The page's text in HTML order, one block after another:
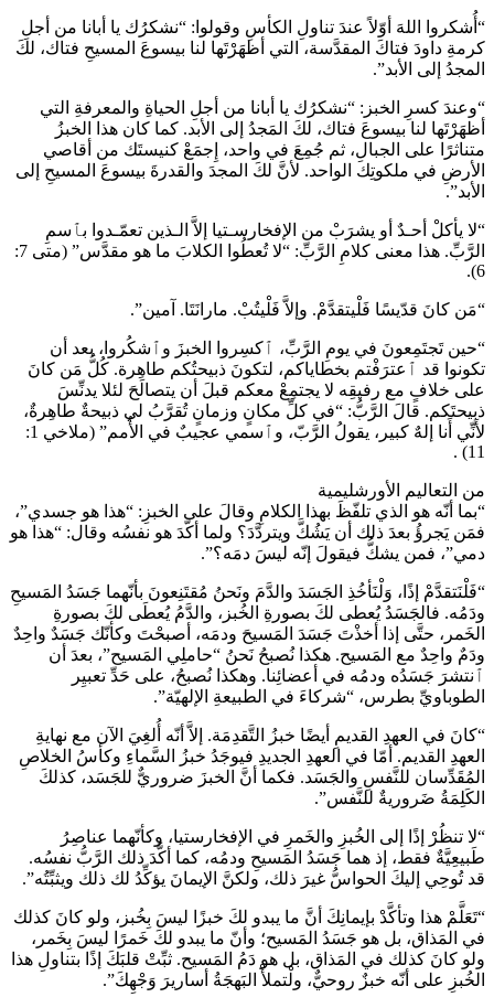
“أُشكروا اللهَ أوّلاً عندَ تناولِ الكأسِ وقولوا: “نشكرُك يا أبانا من أجلِ
كرمةِ داودَ فتاكَ المقدَّسة، التي أظهَرْتَها لنا بيسوعَ المسيحِ فتاك، لكَ
المجدُ إلى الأبد”.
“وعندَ كسرِ الخبز: “نشكرُك يا أبانا من أجلِ الحياةِ والمعرفةِ التي
أظهَرْتَها لنا بيسوعَ فتاك، لكَ المَجدُ إلى الأبد. كما كان هذا الخبزُ
متناثرًا على الجبالِ، ثم جُمِعَ في واحد، إِجمَعْ كنيستَك من أقاصي
الأرضِ في ملكوتِك الواحد. لأنَّ لكَ المجدَ والقدرةَ بيسوعَ المسيحِ إلى
الأبد”.
“لا يأكلْ أحـدٌ أو يشرَبْ من الإفخارسـتيا إلاَّ الـذين تعمّـدوا بٱسمِ
الرَّبِّ. هذا معنى كلامِ الرَّبِّ: “لا تُعطُوا الكلابَ ما هو مقدَّس” (متى 7:
6).
“مَن كانَ قدّيسًا فَلْيتقدَّمْ. وإلاَّ فَلْيتُبْ. مارانَتَا. آمين”.
“حين تَجتَمِعونَ في يومِ الرَّبِّ، ٱكسِروا الخبزَ وٱشكُروا، بعد أن
تكونوا قد ٱعترَفْتم بخطاياكم، لتكونَ ذبيحتُكم طاهِرة. كُلُّ مَن كانَ
على خلافٍ مع رفيقِه لا يجتمِعْ معكم قبلَ أن يتصالَحَ لئلا يدنِّسَ
ذبيحتَكم. قالَ الرَّبُّ: “في كلِّ مكانٍ وزمانٍ تُقرَّبُ لي ذبيحةٌ طاهِرةٌ،
لأَنِّي أَنا إلهٌ كبير، يقولُ الرَّبّ، وٱسمي عجيبٌ في الأُمم” (ملاخي 1:
11) .
من التعاليم الأورشليمية
“بما أنّه هو الذي تلفّظَ بهذا الكلامِ وقالَ على الخبزِ: “هذا هو جسدي”،
فمَن يَجرؤُ بعدَ ذلك أن يَشُكَّ ويتردَّدَ؟ ولما أكّدَ هو نفسُه وقال: “هذا هو
دمي”، فمن يشكُّ فيقولَ إنّه ليسَ دمَه؟”.
“فَلْنَتقدَّمْ إذًا، وَلْنَأخُذِ الجَسَدَ والدَّمَ ونَحنُ مُقتَنِعونَ بأنّهما جَسَدُ المَسيحِ
ودَمُه. فالجَسَدُ يُعطى لكَ بصورةِ الخُبز، والدَّمُ يُعطَى لكَ بصورةِ
الخَمر، حتَّى إذا أخذْتَ جَسَدَ المَسيحَ ودمَه، أصبحْتَ وكأنّك جَسَدٌ واحِدٌ
ودَمٌ واحِدٌ مع المَسيح. هكذا نُصبحُ نَحنُ “حاملِي المَسيح”، بعدَ أن
ٱنتشرَ جَسَدُه ودمُه في أعضائِنا. وهكذا نُصبحُ، على حَدِّ تعبيِر
الطوباويِّ بطرس، “شركاءَ في الطبيعةِ الإلهيّة”.
“كانَ في العهدِ القديمِ أيضًا خبزُ التَّقدِمَة. إلاَّ أنّه أُلغِيَ الآن مع نهايةِ
العهدِ القديم. أمّا في العهدِ الجديدِ فيوجَدُ خبزُ السَّماءِ وكأسُ الخلاصِ
المُقَدِّسان للنَّفسِ والجَسَد. فكما أنَّ الخبزَ ضروريٌّ للجَسَد، كذلكَ
الكَلِمَةُ ضَروريةٌ للنَّفس”.
“لا تنظُرْ إذًا إلى الخُبزِ والخَمرِ في الإفخارستيا، وكأنّهما عناصِرُ
طَبيعِيَّةٌ فقط، إذ هما جَسَدُ المَسيحِ ودمُه، كما أكَّدَ ذلك الرَّبُّ نفسُه.
قد تُوحِي إليكَ الحواسُّ غيرَ ذلك، ولكنَّ الإيمانَ يؤكِّدُ لك ذلك ويثبِّتُه”.
“تَعَلَّمْ هذا وتأكَّدْ بإيمانِكَ أنَّ ما يبدو لكَ خبزًا ليسَ بِخُبز، ولو كانَ كذلك
في المَذاق، بل هو جَسَدُ المَسيح؛ وأنّ ما يبدو لكَ خَمرًا ليسَ بِخَمر،
ولو كانَ كذلك في المَذاق، بل هو دَمُ المَسيح. ثبِّتْ قلبَكَ إذًا بتناولِ هذا
الخُبزِ على أنّه خبزٌ روحيٌّ، ولْتملأْ البَهجَةُ أساريرَ وَجْهِكَ”.